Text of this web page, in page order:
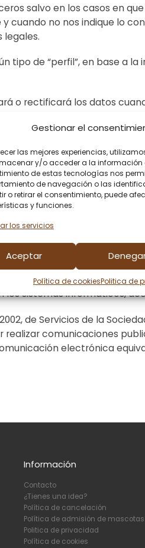
Gestionar el
las mejores experiencias,
y/o acceder a la información
de estas tecnologías nos
de navegación o las
o retirar el consentimiento, puede
y funciones.
los servicios
Aceptar
Política de cookiesPolitica de
salvo en los casos en
cuando no nos indique lo
legales.
tipo de “perfil”, en base
o rectificará los datos
con lo previsto en la
que sus datos
para utilizarlos a fin
rectificación,
automatizadas,
mencionada, o por correo
reclamación ante la
técnicas, organizativas
No obstante, no asume
sistemas informáticos,
de Servicios de la
comunicaciones
electrónica
Información
Contacto
¿Tienes una idea?
Política de cancelación
Política de admisión de mascotas
Politica de privacidad
Política de cookies